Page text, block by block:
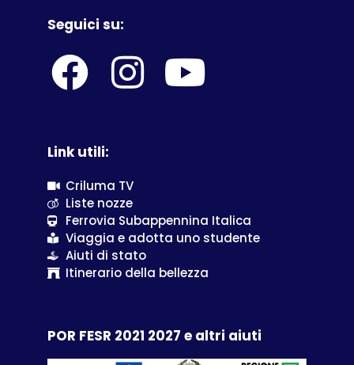
Seguici su:
Link utili:
Criluma TV
Liste nozze
Ferrovia Subappennina Italica
Viaggia e adotta uno studente
Aiuti di stato
Itinerario della bellezza
POR FESR 2021 2027 e altri aiuti